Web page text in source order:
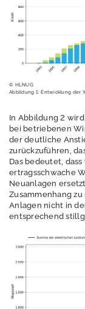
Strahlenschutz
Windenergie
M
s
s
w
e
rt
e
P
u
ti
o
© HLNUG
Abbildung 1: Entwicklung der
In Abbildung 2
bei betriebenen
der deutliche
zurückzuführen,
Das bedeutet,
ertragsschwache
Neuanlagen
Zusammenhang
Anlagen nicht in
entsprechend